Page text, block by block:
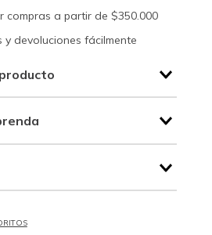
compras a partir de $350.000
y devoluciones fácilmente